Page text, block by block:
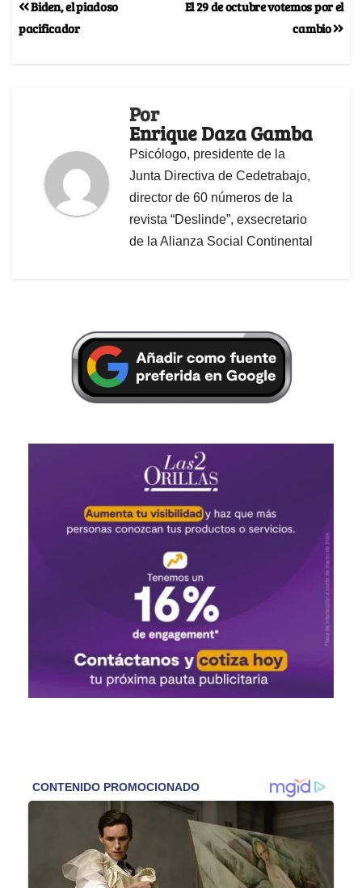
El 29 de octubre votemos por el
cambio
Biden, el piadoso
pacificador
Por
Enrique Daza Gamba
Psicólogo, presidente de la
Junta Directiva de Cedetrabajo,
director de 60 números de la
revista “Deslinde”, exsecretario
de la Alianza Social Continental